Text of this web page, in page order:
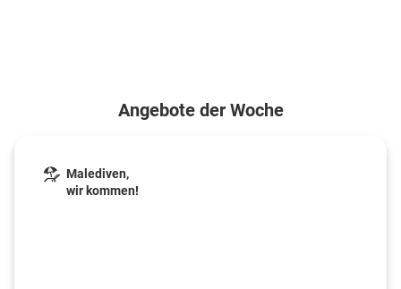
Angebote der Woche
Malediven,
wir kommen!